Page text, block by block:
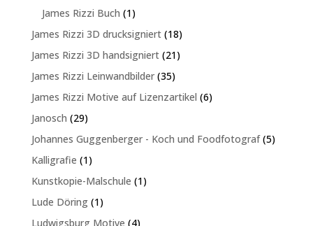
James Rizzi Buch 11
Produkt
James Rizzi 3D drucksigniert 1818
Produkte
James Rizzi 3D handsigniert 2121
James Rizzi Leinwandbilder 3535
Produkte
James Rizzi Motive auf Lizenzartikel 66
Janosch 2929
Produkte
Johannes Guggenberger - Koch und Foodfotograf 55
Kalligrafie 11
Produkt
Kunstkopie-Malschule 11
Lude Döring 11
Produkt
Ludwigsburg Motive 44